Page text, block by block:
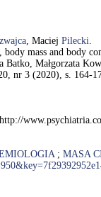
, Maciej Pilecki.
mass and body
Batko, Małgorzata
nr 3 (2020), s. 164-
; MASA